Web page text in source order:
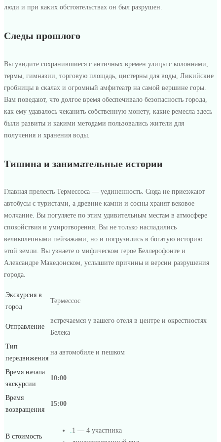
люди и при каких обстоятельствах он был разрушен.
Следы прошлого
Вы увидите сохранившиеся с античных времен улицы с колоннами,
термы, гимназии, торговую площадь, цистерны для воды, Ликийские
гробницы в скалах и огромный амфитеатр на самой вершине горы.
Вам поведают, что долгое время обеспечивало безопасность города,
как ему удавалось чеканить собственную монету, какие ремесла здесь
были развиты и какими методами пользовались жители для
получения и хранения воды.
Тишина и занимательные истории
Главная прелесть Термессоса — уединенность. Сюда не приезжают
автобусы с туристами, а древние камни и сосны хранят вековое
молчание. Вы погуляете по этим удивительным местам в атмосфере
спокойствия и умиротворения. Вы не только насладились
великолепными пейзажами, но и погрузились в богатую историю
этой земли. Вы узнаете о мифическом герое Беллерофонте и
Александре Македонском, услышите причины и версии разрушения
города.
Экскурсия в
город
Термессос
Отправление
встречаемся у вашего отеля в центре и окрестностях
Белека
Тип
передвижения
на автомобиле и пешком
Время начала
экскурсии
10:00
Время
возвращения
15:00
В стоимость
.1 — 4 участника